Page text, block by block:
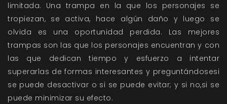
limitada. Una trampa en la que los personajes se
tropiezan, se activa, hace algún daño y luego se
olvida es una oportunidad perdida. Las mejores
trampas son las que los personajes encuentran y con
las que dedican tiempo y esfuerzo a intentar
superarlas de formas interesantes y preguntándosesi
se puede desactivar o si se puede evitar; y si no,si se
puede minimizar su efecto.